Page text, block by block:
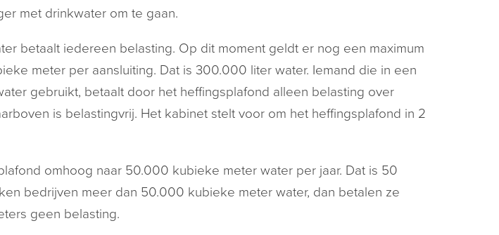
met drinkwater om te gaan.
betaalt iedereen belasting. Op dit moment geldt er nog een maximum
meter per aansluiting. Dat is 300.000 liter water. Iemand die in een
gebruikt, betaalt door het heffingsplafond alleen belasting over
is belastingvrij. Het kabinet stelt voor om het heffingsplafond in 2
omhoog naar 50.000 kubieke meter water per jaar. Dat is 50
bedrijven meer dan 50.000 kubieke meter water, dan betalen ze
geen belasting.